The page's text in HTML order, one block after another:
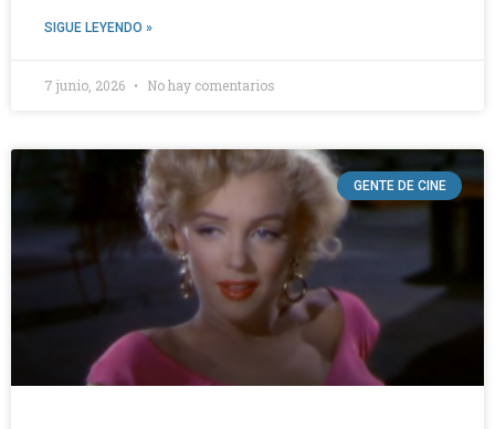
SIGUE LEYENDO »
7 junio, 2026 No hay comentarios
GENTE DE CINE